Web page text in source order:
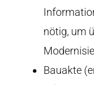
nötig, um
Bauakte